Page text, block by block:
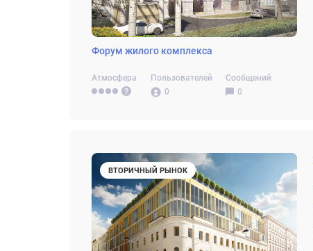
Форум жилого комплекса
Атмосфера
Пользователей
0
Сообщений
0
ВТОРИЧНЫЙ РЫНОК